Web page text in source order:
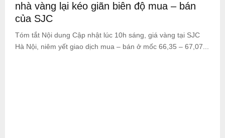
nhà vàng lại kéo giãn biên độ mua – bán
của SJC
Tóm tắt Nội dung Cập nhật lúc 10h sáng, giá vàng tại SJC
Hà Nội, niêm yết giao dịch mua – bán ở mốc 66,35 – 67,07...